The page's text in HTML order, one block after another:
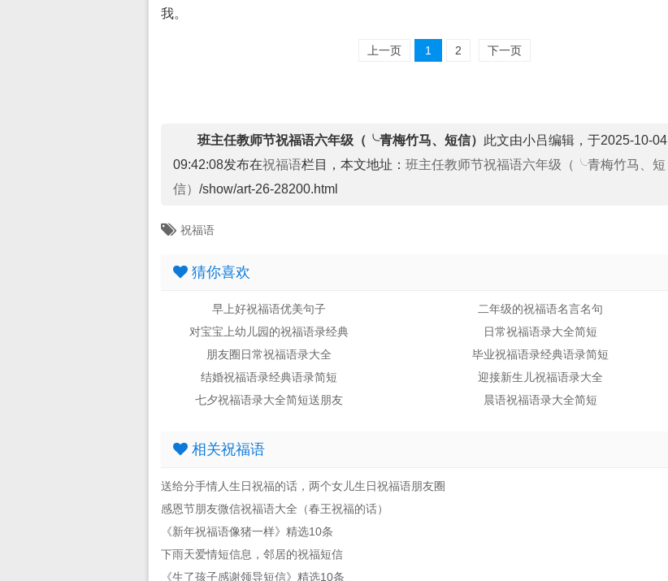
我。
上一页 1 2 下一页
班主任教师节祝福语六年级（╰青梅竹马、短信） 此文由小吕编辑，于2025-10-04
09:42:08发布在祝福语栏目，本文地址： 班主任教师节祝福语六年级（╰青梅竹马、短
信） /show/art-26-28200.html
祝福语
猜你喜欢
早上好祝福语优美句子
二年级的祝福语名言名句
对宝宝上幼儿园的祝福语录经典
日常祝福语录大全简短
朋友圈日常祝福语录大全
毕业祝福语录经典语录简短
结婚祝福语录经典语录简短
迎接新生儿祝福语录大全
七夕祝福语录大全简短送朋友
晨语祝福语录大全简短
相关祝福语
送给分手情人生日祝福的话，两个女儿生日祝福语朋友圈
感恩节朋友微信祝福语大全（春王祝福的话）
《新年祝福语像猪一样》精选10条
下雨天爱情短信息，邻居的祝福短信
《生了孩子感谢领导短信》精选10条